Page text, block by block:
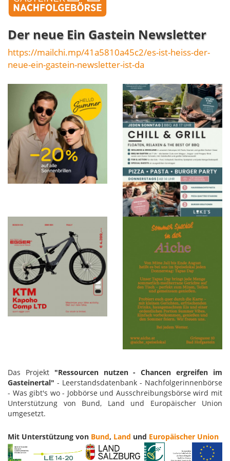
Der neue Ein Gastein Newsletter
https://mailchi.mp/41a5810a45c2/es-ist-heiss-der-
neue-ein-gastein-newsletter-ist-da
Das Projekt "Ressourcen nutzen - Chancen ergreifen im
Gasteinertal" - Leerstandsdatenbank - Nachfolgerinnenbörse
- Was gibt's wo - Jobbörse und Ausschreibungsbörse wird mit
Unterstützung von Bund, Land und Europäischer Union
umgesetzt.
Mit Unterstützung von Bund, Land und Europäischer Union